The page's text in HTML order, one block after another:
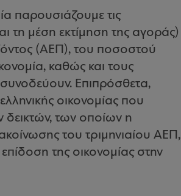
παρουσιάζουμε τις
τη μέση εκτίμηση της αγοράς)
(ΑΕΠ), του ποσοστού
καθώς και τους
Επιπρόσθετα,
οικονομίας που
των οποίων η
του τριμηνιαίου ΑΕΠ,
της οικονομίας στην